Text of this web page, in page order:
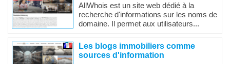
AllWhois est un site web dédié à la
recherche d'informations sur les noms de
domaine. Il permet aux utilisateurs...
Les blogs immobiliers comme
sources d'information